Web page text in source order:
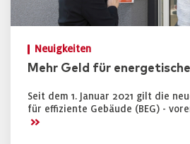
Neuigkeiten
Mehr Geld für
Seit dem 1. Januar 2021 gilt die
für effiziente Gebäude (BEG) -
>>